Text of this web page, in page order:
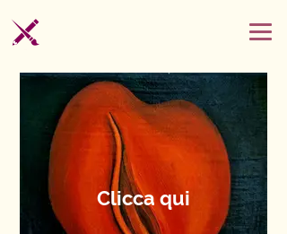
Clicca qui